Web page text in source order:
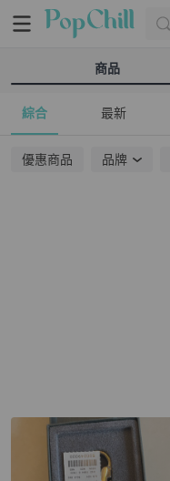
商品
綜合 最新
優惠商品 品牌